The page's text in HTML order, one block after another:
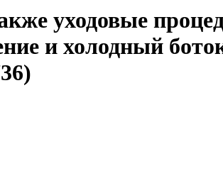
уходовые
и холодный